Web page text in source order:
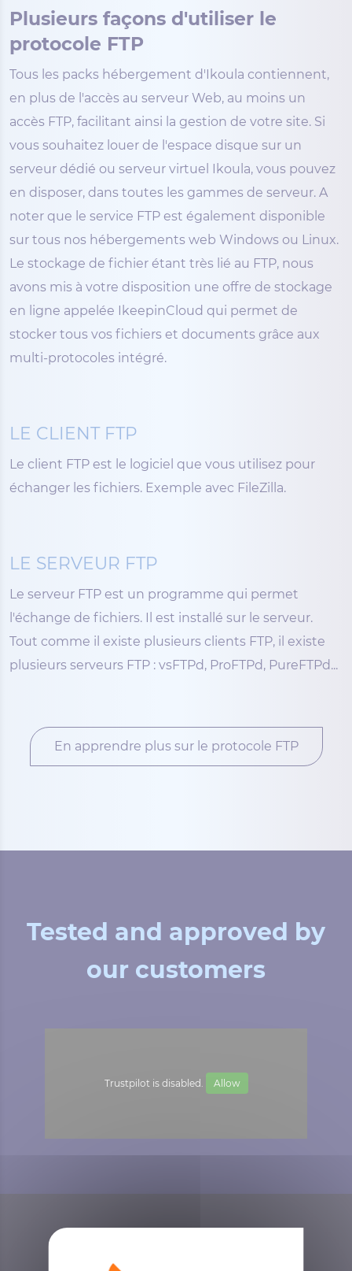
Plusieurs façons d'utiliser le
protocole FTP
Tous les packs hébergement d'Ikoula contiennent,
en plus de l'accès au serveur Web, au moins un
accès FTP, facilitant ainsi la gestion de votre site. Si
vous souhaitez louer de l'espace disque sur un
serveur dédié ou serveur virtuel Ikoula, vous pouvez
en disposer, dans toutes les gammes de serveur. A
noter que le service FTP est également disponible
sur tous nos hébergements web Windows ou Linux.
Le stockage de fichier étant très lié au FTP, nous
avons mis à votre disposition une offre de stockage
en ligne appelée IkeepinCloud qui permet de
stocker tous vos fichiers et documents grâce aux
multi-protocoles intégré.
LE CLIENT FTP
Le client FTP est le logiciel que vous utilisez pour
échanger les fichiers. Exemple avec FileZilla.
LE SERVEUR FTP
Le serveur FTP est un programme qui permet
l'échange de fichiers. Il est installé sur le serveur.
Tout comme il existe plusieurs clients FTP, il existe
plusieurs serveurs FTP : vsFTPd, ProFTPd, PureFTPd...
En apprendre plus sur le protocole FTP
Tested and approved by
our customers
Trustpilot is disabled. Allow